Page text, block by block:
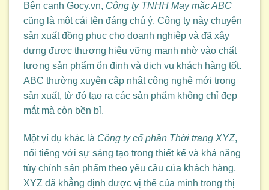
Bên cạnh Gocy.vn, Công ty TNHH May mặc ABC
cũng là một cái tên đáng chú ý. Công ty này chuyên
sản xuất đồng phục cho doanh nghiệp và đã xây
dựng được thương hiệu vững mạnh nhờ vào chất
lượng sản phẩm ổn định và dịch vụ khách hàng tốt.
ABC thường xuyên cập nhật công nghệ mới trong
sản xuất, từ đó tạo ra các sản phẩm không chỉ đẹp
mắt mà còn bền bỉ.
Một ví dụ khác là Công ty cổ phần Thời trang XYZ,
nổi tiếng với sự sáng tạo trong thiết kế và khả năng
tùy chỉnh sản phẩm theo yêu cầu của khách hàng.
XYZ đã khẳng định được vị thế của mình trong thị